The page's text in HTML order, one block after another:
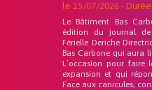
le 15/07/2026 - Durée
Le Bâtiment Bas
édition du journal de
Férielle Deriche
Bas Carbone qui aura
L’occasion pour faire
expansion et qui
Face aux canicules,